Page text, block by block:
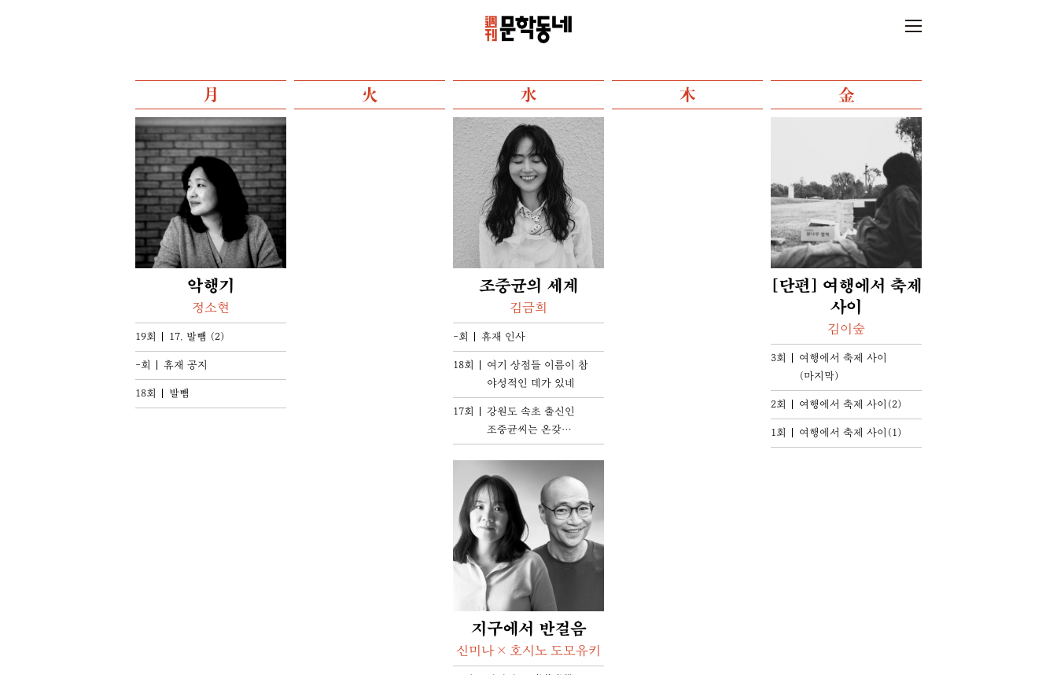
月
악행기
정소현
19회 17. 발뺌 (2)
-회 휴재 공지
18회 발뺌
火 水
조중균의 세계
김금희
-회 휴재 인사
18회
여기 상점들 이름이 참
야성적인 데가 있네
17회
강원도 속초 출신인
조중균씨는 온갖
생선들 사이에서
그런 재료의 반찬들이
올라왔다
지구에서 반걸음
신미나 × 호시노 도모유키
木 金
[단편] 여행에서 축제
사이
김이숲
3회
여행에서 축제 사이
(마지막)
2회 여행에서 축제 사이(2)
1회 여행에서 축제 사이(1)